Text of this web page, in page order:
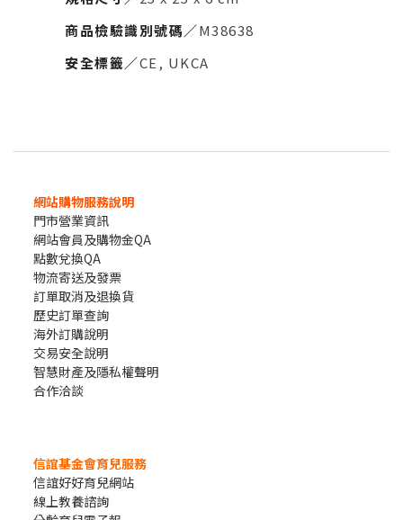
商品檢驗識別號碼／M38638
安全標籤／CE, UKCA
網站購物服務說明
門市營業資訊
網站會員及購物金QA
點數兌換QA
物流寄送及發票
訂單取消及退換貨
歷史訂單查詢
海外訂購說明
交易安全說明
智慧財產及隱私權聲明
合作洽談
信誼基金會育兒服務
信誼好好育兒網站
線上教養諮詢